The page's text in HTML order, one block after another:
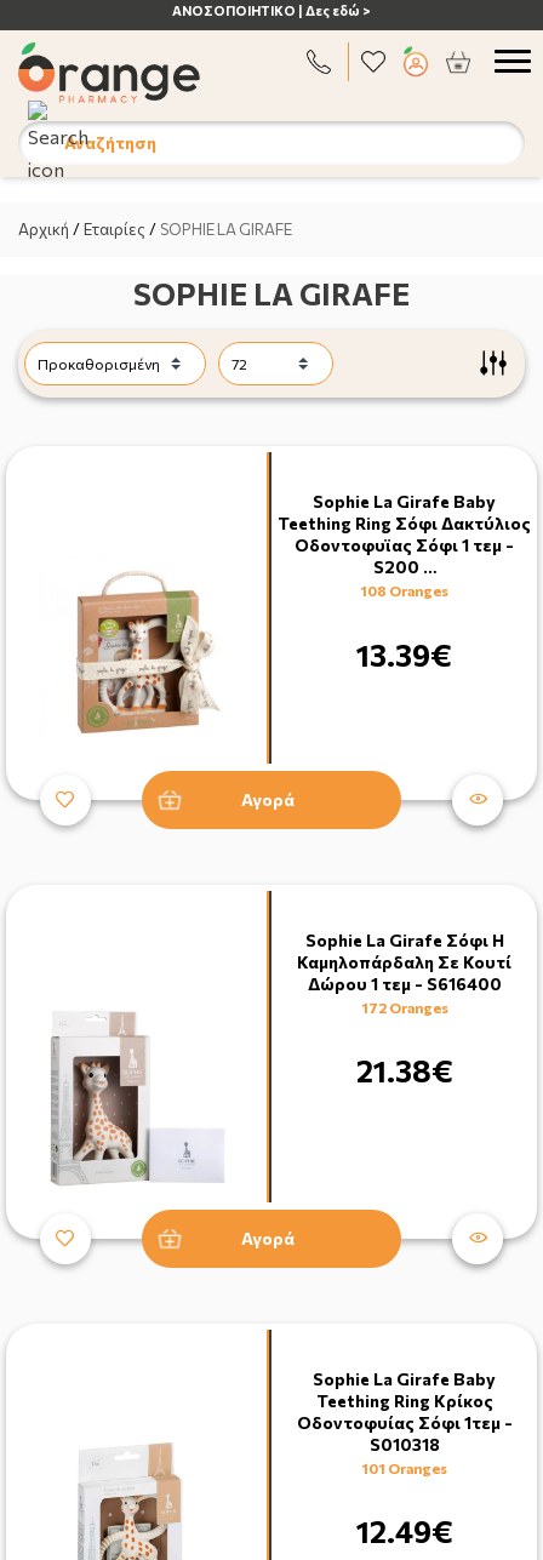
ΑΝΟΣΟΠΟΙΗΤΙΚΟ | Δες εδώ >
Αναζήτηση
Αρχική /Εταιρίες / SOPHIE LA GIRAFE
SOPHIE LA GIRAFE
Sophie La Girafe Baby
Teething Ring Σόφι Δακτύλιος
Οδοντοφυϊας Σόφι 1 τεμ -
S200 …
108 Oranges
13.39€
Αγορά
Sophie La Girafe Σόφι Η
Καμηλοπάρδαλη Σε Κουτί
Δώρου 1 τεμ - S616400
172 Oranges
21.38€
Αγορά
Sophie La Girafe Baby
Teething Ring Κρίκος
Οδοντοφυίας Σόφι 1τεμ -
S010318
101 Oranges
12.49€